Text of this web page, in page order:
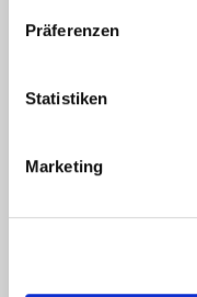
Präferenzen
Statistiken
Marketing
Reaktionszeiten zum
durch unser professionelles
Dadurch haben Sie